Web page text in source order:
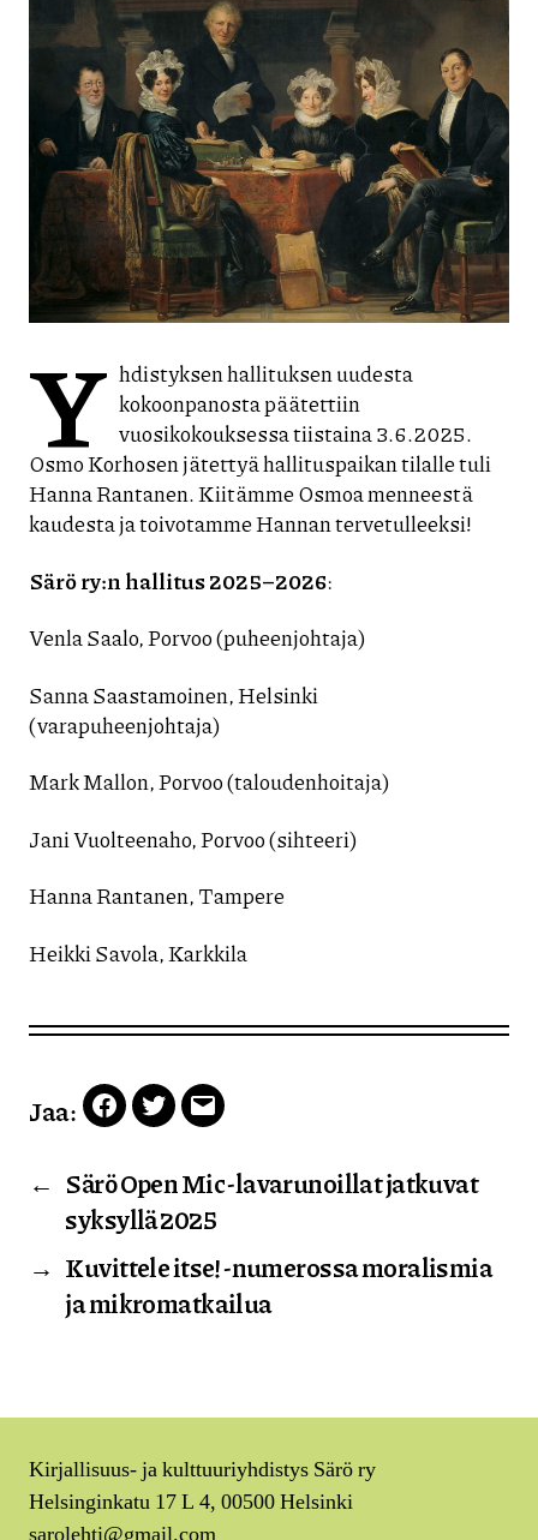
Y hdistyksen hallituksen uudesta
kokoonpanosta päätettiin
vuosikokouksessa tiistaina 3.6.2025.
Osmo Korhosen jätettyä hallituspaikan tilalle tuli
Hanna Rantanen. Kiitämme Osmoa menneestä
kaudesta ja toivotamme Hannan tervetulleeksi!
Särö ry:n hallitus 2025–2026:
Venla Saalo, Porvoo (puheenjohtaja)
Sanna Saastamoinen, Helsinki
(varapuheenjohtaja)
Mark Mallon, Porvoo (taloudenhoitaja)
Jani Vuolteenaho, Porvoo (sihteeri)
Hanna Rantanen, Tampere
Heikki Savola, Karkkila
Jaa: Facebook
TwitterEmail
← Särö Open Mic -lavarunoillat jatkuvat
syksyllä 2025
→ Kuvittele itse! -numerossa moralismia
ja mikromatkailua
Kirjallisuus- ja kulttuuriyhdistys Särö ry
Helsinginkatu 17 L 4, 00500 Helsinki